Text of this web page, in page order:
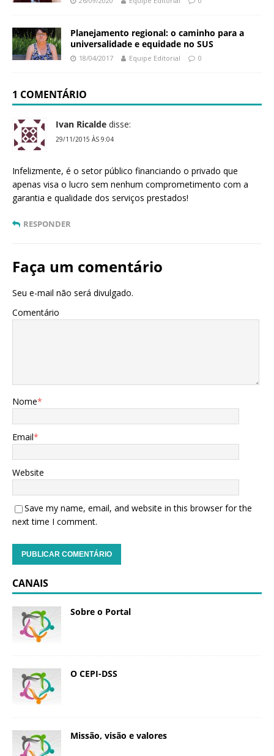
Planejamento regional: o caminho para a
universalidade e equidade no SUS
18/04/2017 Equipe Editorial 0
1 COMENTÁRIO
Ivan Ricalde disse:
29/11/2015 ÀS 9:04
Infelizmente, é o setor público financiando o privado que
apenas visa o lucro sem nenhum comprometimento com a
garantia e qualidade dos serviços prestados!
RESPONDER
Faça um comentário
Seu e-mail não será divulgado.
Comentário
Nome*
Email*
Website
Save my name, email, and website in this browser for the
next time I comment.
CANAIS
Sobre o Portal
O CEPI-DSS
Missão, visão e valores